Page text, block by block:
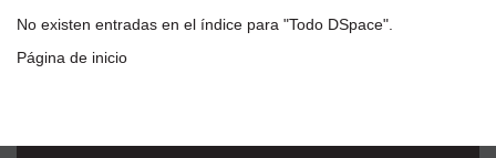
No existen entradas en el índice para "Todo DSpace".
Página de inicio